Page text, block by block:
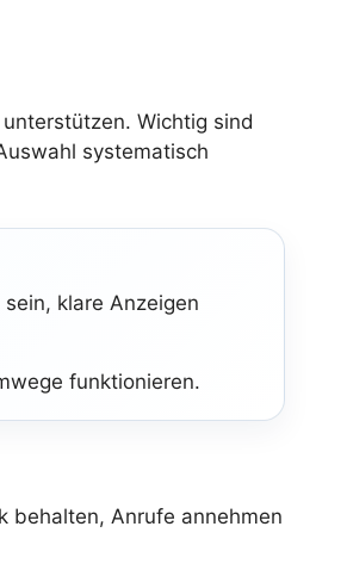
Wichtig sind
systematisch
klare Anzeigen
funktionieren.
behalten, Anrufe annehmen